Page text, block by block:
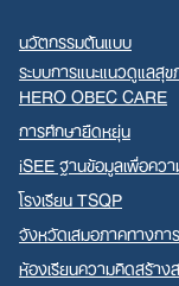
นวัตกรรมต้นแบบ
ระบบการแนะแนวดูแลสุ
HERO OBEC CARE
การศึกษายืดหยุ่น
iSEE ฐานข้อมูลเพื่อคว
โรงเรียน TSQP
จังหวัดเสมอภาคทางกา
ห้องเรียนความคิดสร้าง